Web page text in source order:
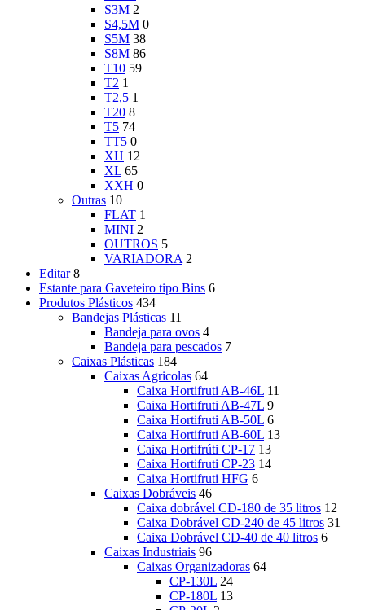
S3M 2
S4,5M 0
S5M 38
S8M 86
T10 59
T2 1
T2,5 1
T20 8
T5 74
TT5 0
XH 12
XL 65
XXH 0
Outras 10
FLAT 1
MINI 2
OUTROS 5
VARIADORA 2
Editar 8
Estante para Gaveteiro tipo Bins 6
Produtos Plásticos 434
Bandejas Plásticas 11
Bandeja para ovos 4
Bandeja para pescados 7
Caixas Plásticas 184
Caixas Agricolas 64
Caixa Hortifruti AB-46L 11
Caixa Hortifruti AB-47L 9
Caixa Hortifruti AB-50L 6
Caixa Hortifruti AB-60L 13
Caixa Hortifrúti CP-17 13
Caixa Hortifruti CP-23 14
Caixa Hortifruti HFG 6
Caixas Dobráveis 46
Caixa dobrável CD-180 de 35 litros 12
Caixa Dobrável CD-240 de 45 litros 31
Caixa Dobrável CD-40 de 40 litros 6
Caixas Industriais 96
Caixas Organizadoras 64
CP-130L 24
CP-180L 13